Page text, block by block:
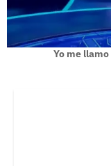
Yo me llamo